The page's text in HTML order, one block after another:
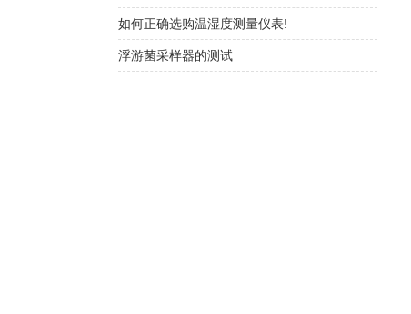
如何正确选购温湿度测量仪表!
浮游菌采样器的测试